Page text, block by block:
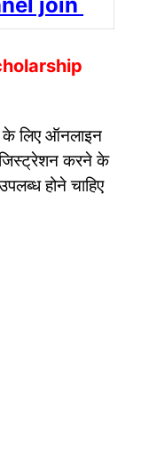
के लिए ऑनलाइन
करने के
होने चाहिए